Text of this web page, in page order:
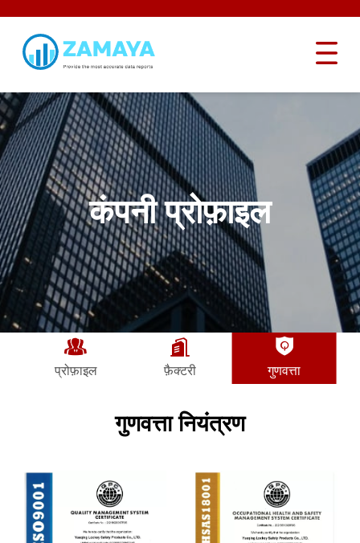
कंपनी प्रोफ़ाइल
प्रोफ़ाइल फ़ैक्टरी गुणवत्ता
गुणवत्ता नियंत्रण